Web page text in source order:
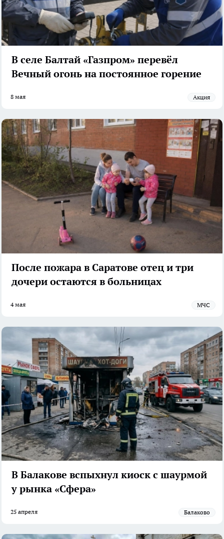
В селе Балтай «Газпром» перевёл
Вечный огонь на постоянное горение
8 мая акция
После пожара в Саратове отец и три
дочери остаются в больницах
4 мая МЧС
В Балакове вспыхнул киоск с шаурмой
у рынка «Сфера»
25 апреля Балаково